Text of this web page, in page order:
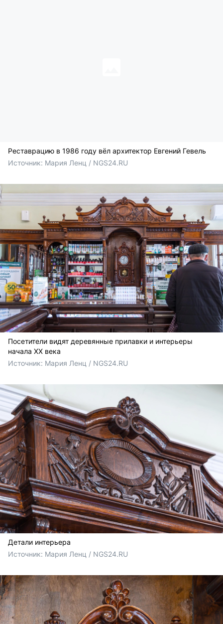
Реставрацию в 1986 году вёл архитектор Евгений Гевель
Источник: Мария Ленц / NGS24.RU
Посетители видят деревянные прилавки и интерьеры
начала XX века
Источник: Мария Ленц / NGS24.RU
Детали интерьера
Источник: Мария Ленц / NGS24.RU